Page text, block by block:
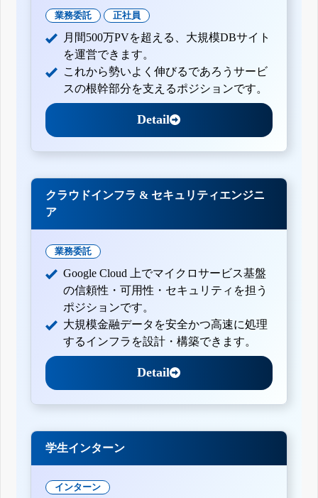
業務委託 正社員
月間500万PVを超える、大規模DBサイト
を運営できます。
これから勢いよく伸びるであろうサービ
スの根幹部分を支えるポジションです。
Detail
クラウドインフラ & セキュリティエンジニ
ア
業務委託
Google Cloud 上でマイクロサービス基盤
の信頼性・可用性・セキュリティを担う
ポジションです。
大規模金融データを安全かつ高速に処理
するインフラを設計・構築できます。
Detail
学生インターン
インターン